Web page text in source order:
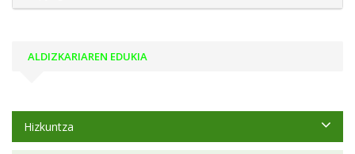
ALDIZKARIAREN EDUKIA
Hizkuntza